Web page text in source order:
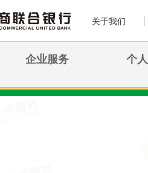
关于我们
企业服务 个
农信公告